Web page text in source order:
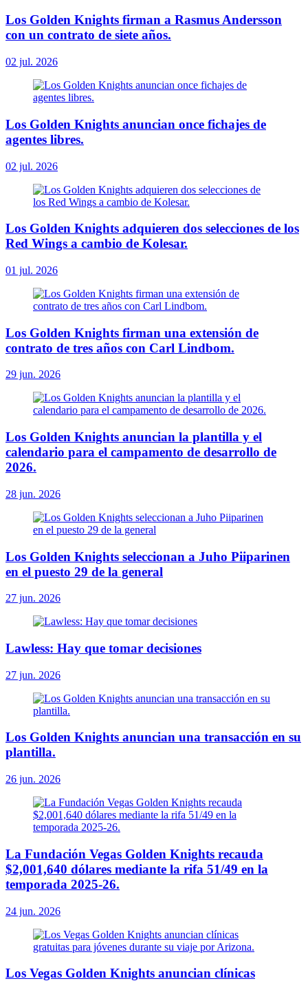
Los Golden Knights firman a Rasmus Andersson
con un contrato de siete años.
02 jul. 2026
Los Golden Knights anuncian once fichajes de
agentes libres.
02 jul. 2026
Los Golden Knights adquieren dos selecciones de los
Red Wings a cambio de Kolesar.
01 jul. 2026
Los Golden Knights firman una extensión de
contrato de tres años con Carl Lindbom.
29 jun. 2026
Los Golden Knights anuncian la plantilla y el
calendario para el campamento de desarrollo de
2026.
28 jun. 2026
Los Golden Knights seleccionan a Juho Piiparinen
en el puesto 29 de la general
27 jun. 2026
Lawless: Hay que tomar decisiones
27 jun. 2026
Los Golden Knights anuncian una transacción en su
plantilla.
26 jun. 2026
La Fundación Vegas Golden Knights recauda
$2,001,640 dólares mediante la rifa 51/49 en la
temporada 2025-26.
24 jun. 2026
Los Vegas Golden Knights anuncian clínicas